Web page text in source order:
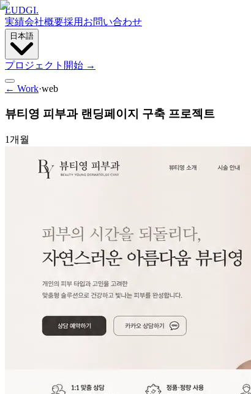
LUDGI.
実績会社概要採用 お問い合わせ
日本語
プロジェクト開始 →
← Work·web
뷰티영 피부과 랜딩페이지 구축 프로젝트
1개월